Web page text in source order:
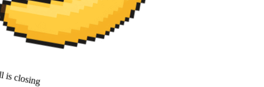
closing